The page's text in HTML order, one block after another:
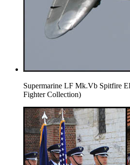
Supermarine LF Mk.Vb Spitfire
Fighter Collection)